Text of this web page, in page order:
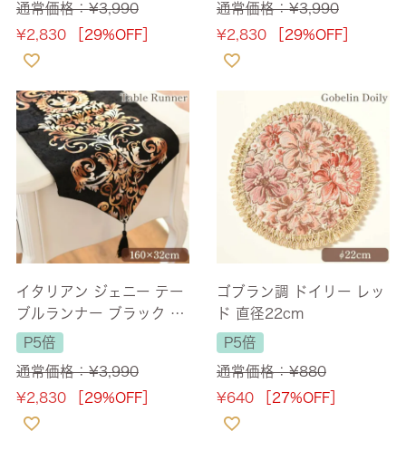
通常価格：¥3,990
¥2,830 ［29%OFF］
通常価格：¥3,990
¥2,830 ［29%OFF］
イタリアン ジェニー テー
ブルランナー ブラック 長
さ160cm
P5倍
通常価格：¥3,990
¥2,830 ［29%OFF］
ゴブラン調 ドイリー レッ
ド 直径22cm
P5倍
通常価格：¥880
¥640 ［27%OFF］